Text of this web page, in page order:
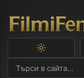
тъмна